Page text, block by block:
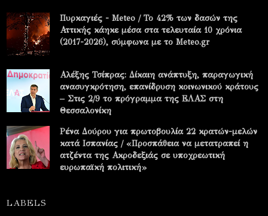
Πυρκαγιές - Meteo / Το 42% των δασών της
Αττικής κάηκε μέσα στα τελευταία 10 χρόνια
(2017-2026), σύμφωνα με το Meteo.gr
Αλέξης Τσίπρας: Δίκαιη ανάπτυξη, παραγωγική
ανασυγκρότηση, επανίδρυση κοινωνικού κράτους
– Στις 2/9 το πρόγραμμα της ΕΛΑΣ στη
Θεσσαλονίκη
Ρένα Δούρου για πρωτοβουλία 22 κρατών-μελών
κατά Ισπανίας / «Προσπάθεια να μετατραπεί η
ατζέντα της Ακροδεξιάς σε υποχρεωτική
ευρωπαϊκή πολιτική»
LABELS